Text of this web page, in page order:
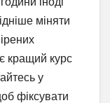
міняти
кращий курс
у
фіксувати